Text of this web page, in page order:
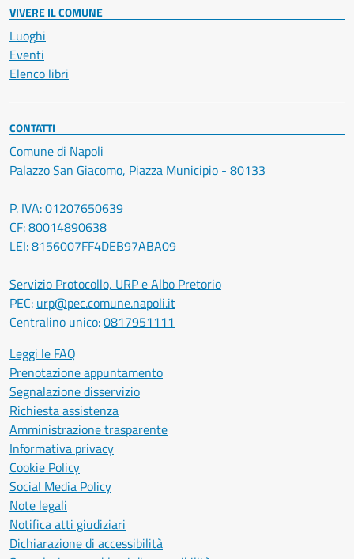
VIVERE IL COMUNE
Luoghi
Eventi
Elenco libri
CONTATTI
Comune di Napoli
Palazzo San Giacomo, Piazza Municipio - 80133
P. IVA: 01207650639
CF: 80014890638
LEI: 8156007FF4DEB97ABA09
Servizio Protocollo, URP e Albo Pretorio
PEC: urp@pec.comune.napoli.it
Centralino unico:0817951111
Leggi le FAQ
Prenotazione appuntamento
Segnalazione disservizio
Richiesta assistenza
Amministrazione trasparente
Informativa privacy
Cookie Policy
Social Media Policy
Note legali
Notifica atti giudiziari
Dichiarazione di accessibilità